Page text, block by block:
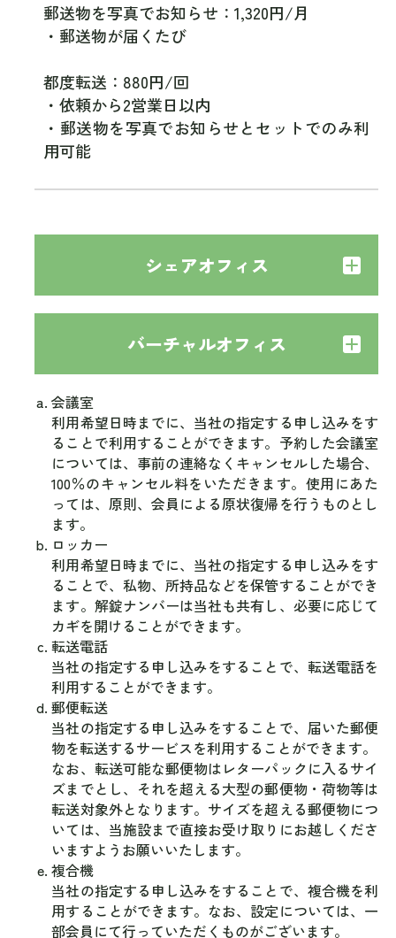
郵送物を写真でお知らせ：1,320円/月
・郵送物が届くたび
都度転送：880円/回
・依頼から2営業日以内
・郵送物を写真でお知らせとセットでのみ利
用可能
シェアオフィス
バーチャルオフィス
会議室
利用希望日時までに、当社の指定する申し込みをす
ることで利用することができます。予約した会議室
については、事前の連絡なくキャンセルした場合、
100％のキャンセル料をいただきます。使用にあた
っては、原則、会員による原状復帰を行うものとし
ます。
ロッカー
利用希望日時までに、当社の指定する申し込みをす
ることで、私物、所持品などを保管することができ
ます。解錠ナンバーは当社も共有し、必要に応じて
カギを開けることができます。
転送電話
当社の指定する申し込みをすることで、転送電話を
利用することができます。
郵便転送
当社の指定する申し込みをすることで、届いた郵便
物を転送するサービスを利用することができます。
なお、転送可能な郵便物はレターパックに入るサイ
ズまでとし、それを超える大型の郵便物・荷物等は
転送対象外となります。サイズを超える郵便物につ
いては、当施設まで直接お受け取りにお越しくださ
いますようお願いいたします。
複合機
当社の指定する申し込みをすることで、複合機を利
用することができます。なお、設定については、一
部会員にて行っていただくものがございます。